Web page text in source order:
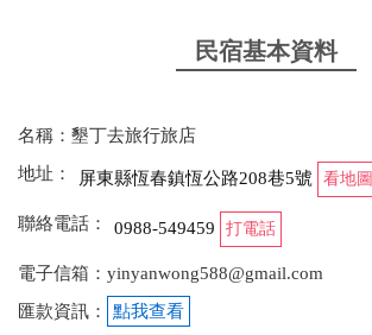
民宿基本資料
名稱：墾丁去旅行旅店
地址：
屏東縣恆春鎮恆公路208巷5號 看地圖
聯絡電話： 0988-549459 打電話
電子信箱：yinyanwong588@gmail.com
匯款資訊：
點我查看